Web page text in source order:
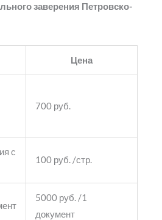
заверения Петровско-
Цена
700 руб.
с
100 руб. /стр.
5000 руб. /1
документ